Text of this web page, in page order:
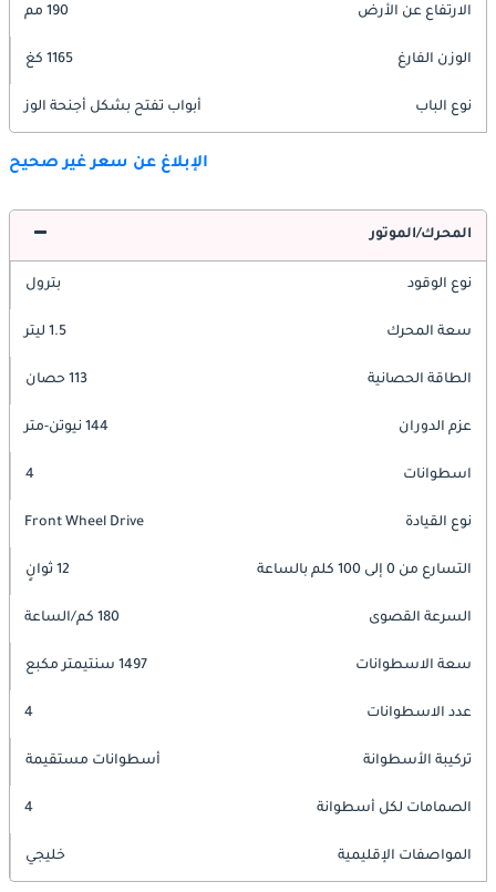
الارتفاع عن الأرض 190 مم
الوزن الفارغ 1165 كغ
نوع الباب أبواب تفتح بشكل أجنحة الوز
الإبلاغ عن سعر غير صحيح
المحرك/الموتور
نوع الوقود بترول
سعة المحرك 1.5 ليتر
الطاقة الحصانية 113 حصان
عزم الدوران 144 نيوتن-متر
اسطوانات 4
نوع القيادة Front Wheel Drive
التسارع من 0 إلى 100 كلم بالساعة 12 ثوانٍ
السرعة القصوى 180 كم/الساعة
سعة الاسطوانات 1497 سنتيمتر مكبع
عدد الاسطوانات 4
تركيبة الأسطوانة أسطوانات مستقيمة
الصمامات لكل أسطوانة 4
المواصفات الإقليمية خليجي